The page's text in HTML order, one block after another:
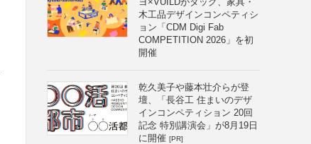
木工品デザインコンペティシ
ョン「CDM Digi Fab
COMPETITION 2026」を初
開催
乾久美子や藤本壮介らが登
壇、「長谷工 住まいのデザ
インコンペティション 20回
記念 特別講演会」が8月19日
に開催 [PR]